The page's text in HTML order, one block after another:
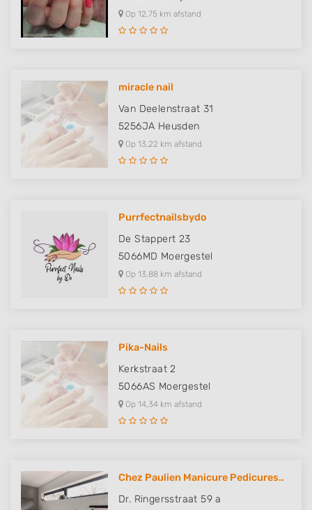
Op 12,75 km afstand
miracle nail
Van Deelenstraat 31
5256JA Heusden
Op 13,22 km afstand
Purrfectnailsbydo
De Stappert 23
5066MD Moergestel
Op 13,88 km afstand
Pika-Nails
Kerkstraat 2
5066AS Moergestel
Op 14,34 km afstand
Chez Paulien Manicure Pedicures..
Dr. Ringersstraat 59 a